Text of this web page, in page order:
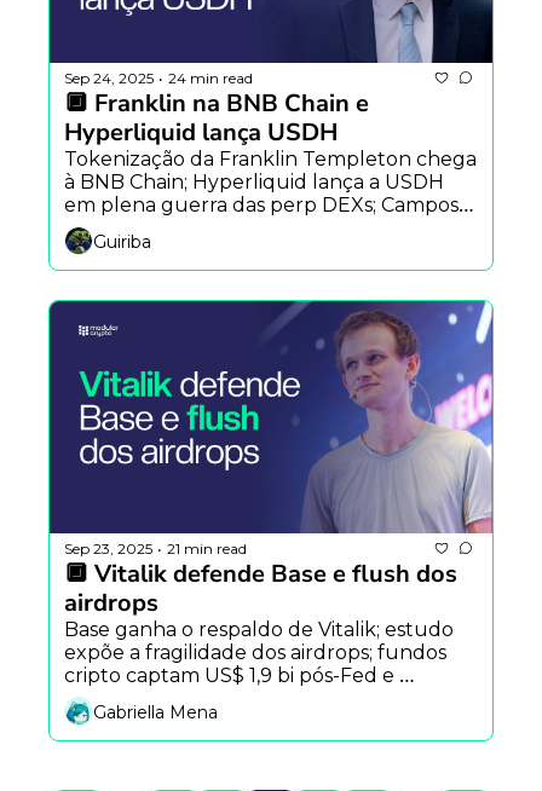
Sep 24, 2025 • 24 min read
🔲 Franklin na BNB Chain e
Hyperliquid lança USDH
Tokenização da Franklin Templeton chega
à BNB Chain; Hyperliquid lança a USDH
em plena guerra das perp DEXs; Campos
Neto prega DeFi nos bancos; S&P rompe
topo enquanto BTC respira.
Guiriba
Sep 23, 2025 • 21 min read
🔲 Vitalik defende Base e flush dos
airdrops
Base ganha o respaldo de Vitalik; estudo
expõe a fragilidade dos airdrops; fundos
cripto captam US$ 1,9 bi pós-Fed e
Uptober já aparece no radar.
Gabriella Mena